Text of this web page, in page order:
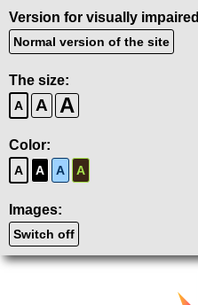
Version for visually impaired
Normal version of the site
The size:
A A A
Color:
A A A A
Images:
Switch off